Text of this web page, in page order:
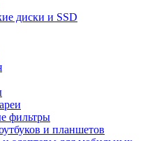
диски и SSD
фильтры
и планшетов